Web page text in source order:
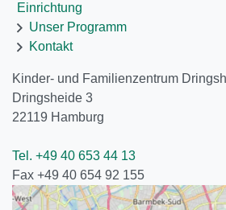
Einrichtung
Unser Programm
Kontakt
Kinder- und Familienzentrum
Dringsheide 3
22119 Hamburg
Tel. +49 40 653 44 13
Fax +49 40 654 92 155